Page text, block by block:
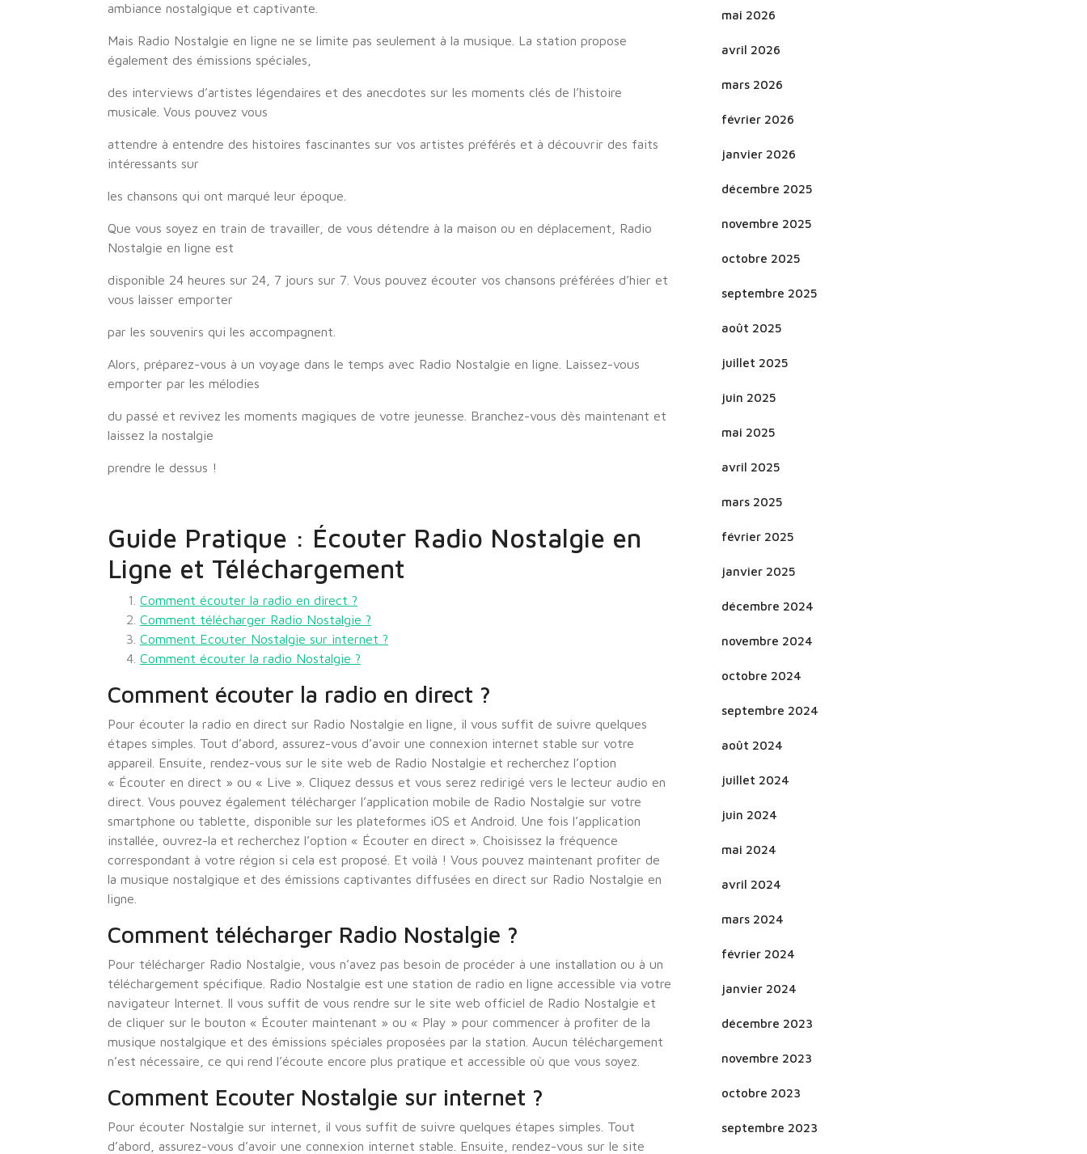
ambiance nostalgique et captivante.
Mais Radio Nostalgie en ligne ne se limite pas seulement à la musique. La station propose
également des émissions spéciales,
des interviews d’artistes légendaires et des anecdotes sur les moments clés de l’histoire
musicale. Vous pouvez vous
attendre à entendre des histoires fascinantes sur vos artistes préférés et à découvrir des faits
intéressants sur
les chansons qui ont marqué leur époque.
Que vous soyez en train de travailler, de vous détendre à la maison ou en déplacement, Radio
Nostalgie en ligne est
disponible 24 heures sur 24, 7 jours sur 7. Vous pouvez écouter vos chansons préférées d’hier et
vous laisser emporter
par les souvenirs qui les accompagnent.
Alors, préparez-vous à un voyage dans le temps avec Radio Nostalgie en ligne. Laissez-vous
emporter par les mélodies
du passé et revivez les moments magiques de votre jeunesse. Branchez-vous dès maintenant et
laissez la nostalgie
prendre le dessus !
Guide Pratique : Écouter Radio Nostalgie en
Ligne et Téléchargement
Comment écouter la radio en direct ?
Comment télécharger Radio Nostalgie ?
Comment Ecouter Nostalgie sur internet ?
Comment écouter la radio Nostalgie ?
Comment écouter la radio en direct ?
Pour écouter la radio en direct sur Radio Nostalgie en ligne, il vous suffit de suivre quelques
étapes simples. Tout d’abord, assurez-vous d’avoir une connexion internet stable sur votre
appareil. Ensuite, rendez-vous sur le site web de Radio Nostalgie et recherchez l’option
« Écouter en direct » ou « Live ». Cliquez dessus et vous serez redirigé vers le lecteur audio en
direct. Vous pouvez également télécharger l’application mobile de Radio Nostalgie sur votre
smartphone ou tablette, disponible sur les plateformes iOS et Android. Une fois l’application
installée, ouvrez-la et recherchez l’option « Écouter en direct ». Choisissez la fréquence
correspondant à votre région si cela est proposé. Et voilà ! Vous pouvez maintenant profiter de
la musique nostalgique et des émissions captivantes diffusées en direct sur Radio Nostalgie en
ligne.
Comment télécharger Radio Nostalgie ?
Pour télécharger Radio Nostalgie, vous n’avez pas besoin de procéder à une installation ou à un
téléchargement spécifique. Radio Nostalgie est une station de radio en ligne accessible via votre
navigateur Internet. Il vous suffit de vous rendre sur le site web officiel de Radio Nostalgie et
de cliquer sur le bouton « Écouter maintenant » ou « Play » pour commencer à profiter de la
musique nostalgique et des émissions spéciales proposées par la station. Aucun téléchargement
n’est nécessaire, ce qui rend l’écoute encore plus pratique et accessible où que vous soyez.
Comment Ecouter Nostalgie sur internet ?
Pour écouter Nostalgie sur internet, il vous suffit de suivre quelques étapes simples. Tout
d’abord, assurez-vous d’avoir une connexion internet stable. Ensuite, rendez-vous sur le site
mai 2026
avril 2026
mars 2026
février 2026
janvier 2026
décembre 2025
novembre 2025
octobre 2025
septembre 2025
août 2025
juillet 2025
juin 2025
mai 2025
avril 2025
mars 2025
février 2025
janvier 2025
décembre 2024
novembre 2024
octobre 2024
septembre 2024
août 2024
juillet 2024
juin 2024
mai 2024
avril 2024
mars 2024
février 2024
janvier 2024
décembre 2023
novembre 2023
octobre 2023
septembre 2023